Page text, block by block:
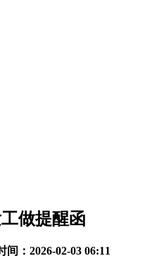
做提醒函
间： 2026-02-03 06:11